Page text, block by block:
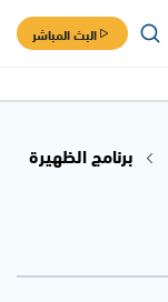
البث المباشر
برنامج الظهيرة